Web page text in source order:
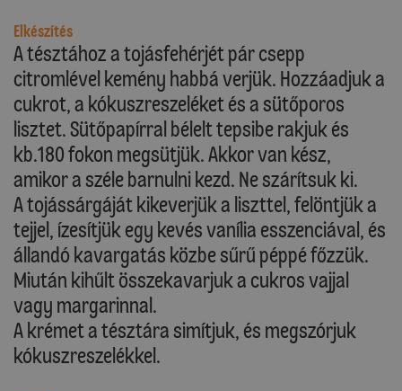
Elkészítés
A tésztához a tojásfehérjét pár csepp
citromlével kemény habbá verjük. Hozzáadjuk a
cukrot, a kókuszreszeléket és a sütőporos
lisztet. Sütőpapírral bélelt tepsibe rakjuk és
kb.180 fokon megsütjük. Akkor van kész,
amikor a széle barnulni kezd. Ne szárítsuk ki.
A tojássárgáját kikeverjük a liszttel, felöntjük a
tejjel, ízesítjük egy kevés vanília esszenciával, és
állandó kavargatás közbe sűrű péppé főzzük.
Miután kihűlt összekavarjuk a cukros vajjal
vagy margarinnal.
A krémet a tésztára simítjuk, és megszórjuk
kókuszreszelékkel.